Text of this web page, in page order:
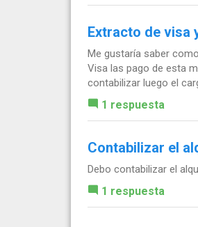
Extracto de visa
Me gustaría saber
Visa las pago de esta
contabilizar luego el
1 respuesta
Contabilizar el
Debo contabilizar el
1 respuesta